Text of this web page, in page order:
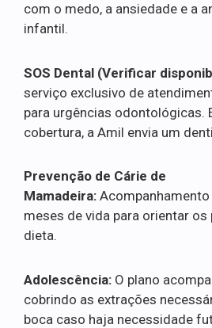
com o medo, a ansiedade e a
infantil.
SOS Dental (Verificar
serviço exclusivo de
para urgências odontológicas.
cobertura, a Amil envia um
Prevenção de Cárie de
Mamadeira:
meses de vida para orientar os
dieta.
Adolescência: O plano
cobrindo as extrações
boca caso haja necessidade